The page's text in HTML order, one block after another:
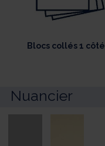
Blocs collés 1 côté
Nuancier